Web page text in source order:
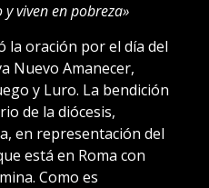
viven en pobreza»
la oración por el día del
Nuevo Amanecer,
y Luro. La bendición
de la diócesis,
en representación del
está en Roma con
Como es